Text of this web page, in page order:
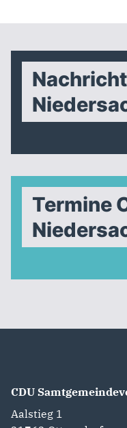
Termine
CDU
Aalstieg 1